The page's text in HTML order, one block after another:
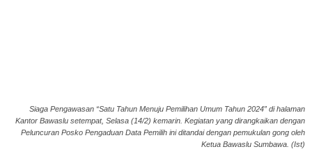
Siaga Pengawasan “Satu Tahun Menuju Pemilihan Umum Tahun 2024” di halaman
Kantor Bawaslu setempat, Selasa (14/2) kemarin. Kegiatan yang dirangkaikan dengan
Peluncuran Posko Pengaduan Data Pemilih ini ditandai dengan pemukulan gong oleh
Ketua Bawaslu Sumbawa. (Ist)